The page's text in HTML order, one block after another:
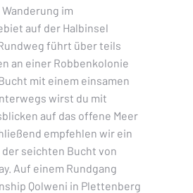
im
auf der Halbinsel
führt über teils
an einer Robbenkolonie
mit einem einsamen
wirst du mit
auf das offene Meer
empfehlen wir ein
der seichten Bucht von
Auf einem Rundgang
Qolweni in Plettenberg